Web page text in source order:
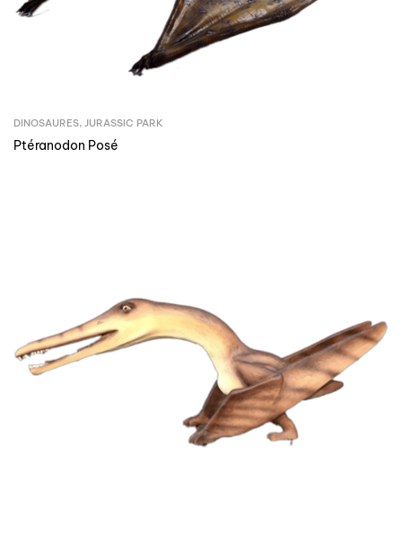
DINOSAURES, JURASSIC PARK
Ptéranodon Posé